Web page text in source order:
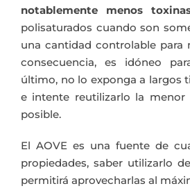
notablemente menos
polisaturados cuando son
una cantidad controlable para
consecuencia, es idóneo
último, no lo exponga a largos
e intente reutilizarlo la menor
posible.
El AOVE es una fuente de
propiedades, saber utilizarlo
permitirá aprovecharlas al